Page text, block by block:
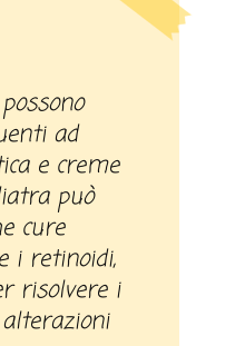
ad
e creme
può
cure
i retinoidi,
risolvere i